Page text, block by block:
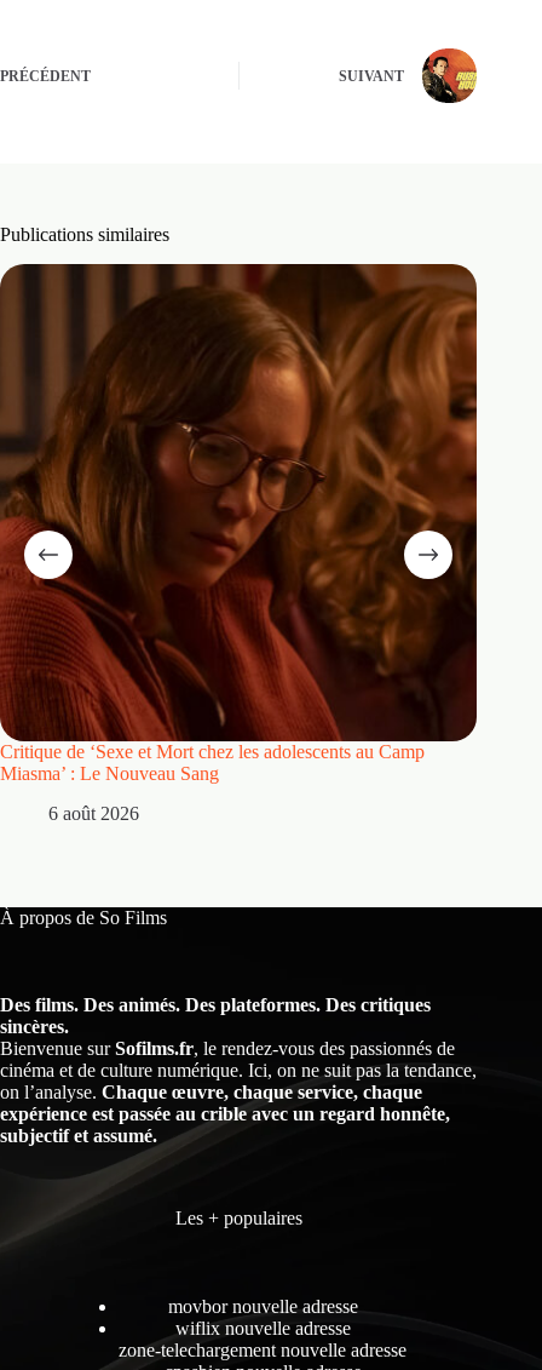
PRÉCÉDENT SUIVANT
Publications similaires
Critique de ‘Sexe et Mort chez les adolescents au Camp
Miasma’ : Le Nouveau Sang
6 août 2026
À propos de So Films
Des films. Des animés. Des plateformes. Des critiques
sincères.
Bienvenue surSofilms.fr, le rendez-vous des passionnés de
cinéma et de culture numérique. Ici, on ne suit pas la tendance,
on l’analyse. Chaque œuvre, chaque service, chaque
expérience est passée au crible avec un regard honnête,
subjectif et assumé.
Les + populaires
movbor nouvelle adresse
wiflix nouvelle adresse
zone-telechargement nouvelle adresse